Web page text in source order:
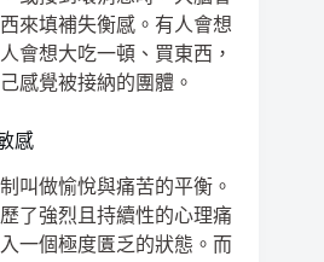
來填補失衡感。有人會想
會想大吃一頓、買東西，
感覺被接納的團體。
感
叫做愉悅與痛苦的平衡。
了強烈且持續性的心理痛
一個極度匱乏的狀態。而